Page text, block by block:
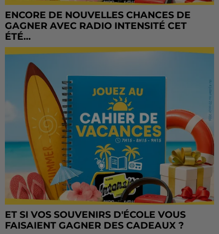
ENCORE DE NOUVELLES CHANCES DE
GAGNER AVEC RADIO INTENSITÉ CET
ÉTÉ...
ET SI VOS SOUVENIRS D'ÉCOLE VOUS
FAISAIENT GAGNER DES CADEAUX ?